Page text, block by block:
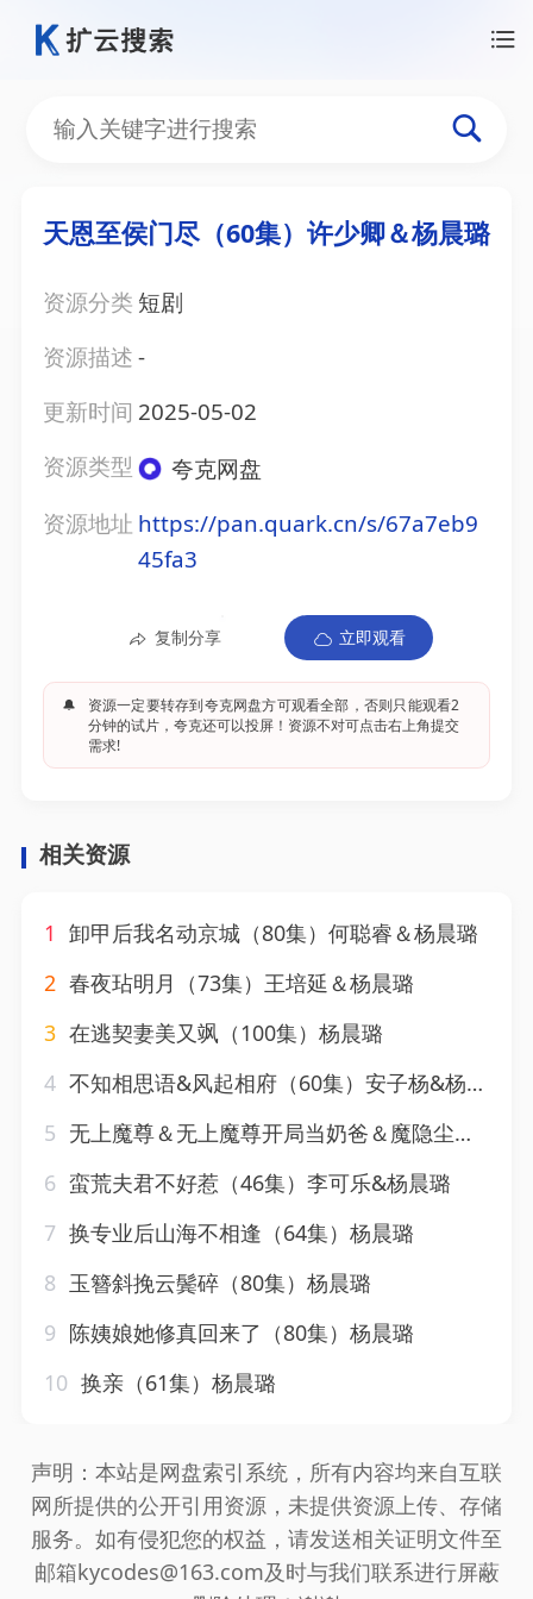
天恩至侯门尽（60集）许少卿＆杨晨璐
资源分类 短剧
资源描述-
更新时间 2025-05-02
资源类型
夸克网盘
资源地址 https://pan.quark.cn/s/67a7eb9
45fa3
复制分享 立即观看
🔔
资源一定要转存到夸克网盘方可观看全部，否则只能观看2
分钟的试片，夸克还可以投屏！资源不对可点击右上角提交
需求!
相关资源
1 卸甲后我名动京城（80集）何聪睿＆杨晨璐
2 春夜玷明月（73集）王培延＆杨晨璐
3 在逃契妻美又飒（100集）杨晨璐
4 不知相思语&风起相府（60集）安子杨&杨晨璐
5 无上魔尊＆无上魔尊开局当奶爸＆魔隐尘缘（64集）吴昊＆杨晨璐&周子琪
6 蛮荒夫君不好惹（46集）李可乐&杨晨璐
7 换专业后山海不相逢（64集）杨晨璐
8 玉簪斜挽云鬓碎（80集）杨晨璐
9 陈姨娘她修真回来了（80集）杨晨璐
10 换亲（61集）杨晨璐
声明：本站是网盘索引系统，所有内容均来自互联
网所提供的公开引用资源，未提供资源上传、存储
服务。如有侵犯您的权益，请发送相关证明文件至
邮箱kycodes@163.com及时与我们联系进行屏蔽